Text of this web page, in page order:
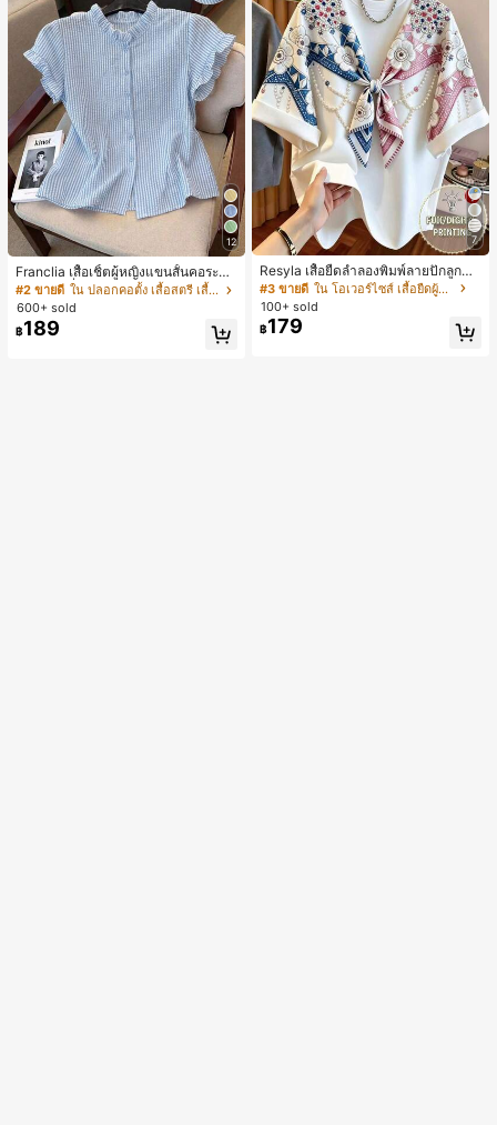
12
Franclia เสื้อเชิ้ตผู้หญิงแขนสั้นคอระบา
ยกระดุมเดี่ยวลายทาง
#2 ขายดี
ใน ปลอกคอตั้ง เสื้อสตรี เสื้อเบลาส์ & Tee
600+ sold
฿189
7
Resyla เสื้อยืดลำลองพิมพ์ลายปักลูกปัด
รูปโบว์ขนาดใหญ่สำหรับผู้หญิง
#3 ขายดี
ใน โอเวอร์ไซส์ เสื้อยืดผู้หญิง
100+ sold
฿179